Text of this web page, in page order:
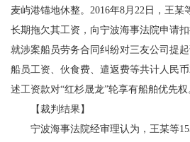
麦屿港锚地休整。2016年8月22日，王某
长期拖欠其工资，向宁波海事法院申请
就涉案船员劳务合同纠纷对三友公司提
船员工资、伙食费、遣返费等共计人民
述工资款对“红杉晟龙”轮享有船舶优先权
【裁判结果】
宁波海事法院经审理认为，王某等15